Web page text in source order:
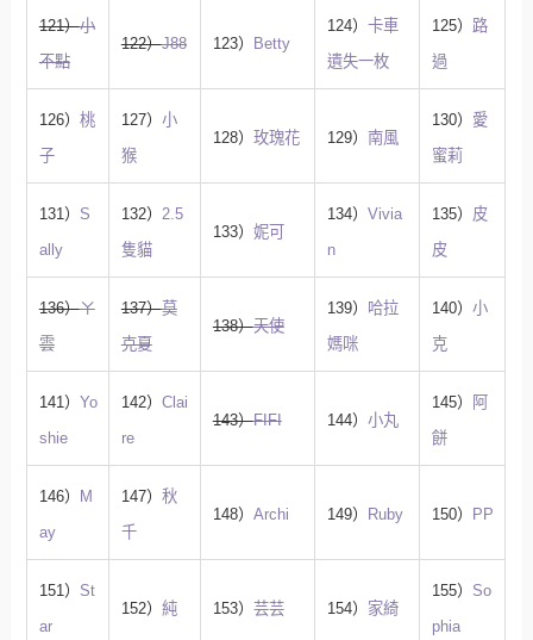
121）小
不點
122）J88 123） Betty
124） 卡車
遺失一枚
125） 路
過
126） 桃
子
127） 小
猴
128） 玫瑰花 129） 南風
130） 愛
蜜莉
131） S
ally
132） 2.5
隻貓
133） 妮可
134） Vivia
n
135） 皮
皮
136）ㄚ
雲
137）莫
克夏
138）天使
139） 哈拉
媽咪
140） 小
克
141） Yo
shie
142） Clai
re
143）FIFI 144） 小丸
145）
阿
餅
146） M
ay
147） 秋
千
148） Archi 149） Ruby 150） PP
151） St
ar
152） 純 153） 芸芸 154） 家綺
155） So
phia